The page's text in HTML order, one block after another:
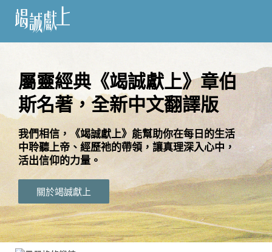
閱
語
言
關
於
竭
誠
獻
上
屬靈經典《竭誠獻上》章伯
斯名著，全新中文翻譯版
我們相信，《竭誠獻上》能幫助你在每日的生活
中聆聽上帝、經歷祂的帶領，讓真理深入心中，
活出信仰的力量。
關於竭誠獻上